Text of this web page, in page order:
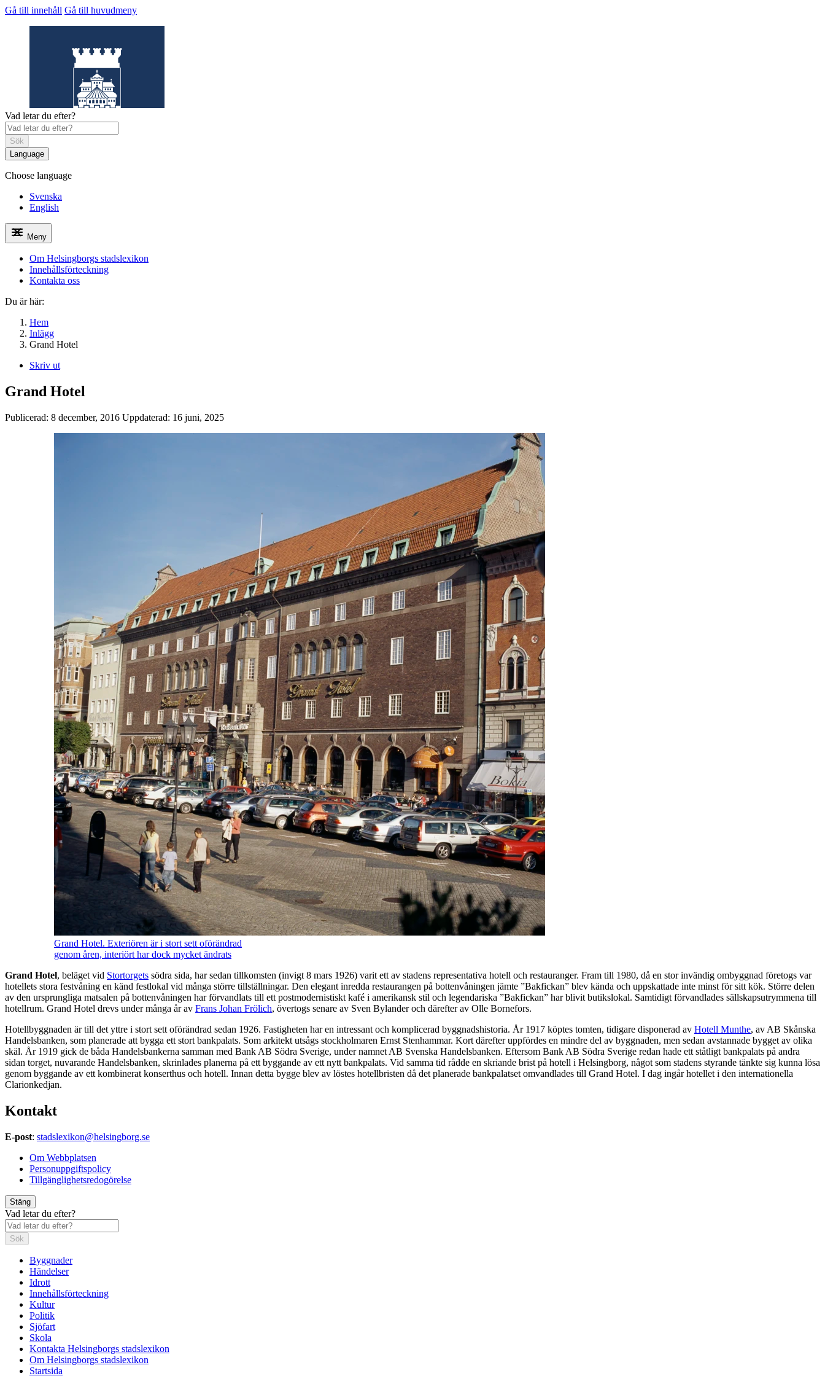
Gå till innehåll Gå till huvudmeny
Helsingborgs stadslexikon
Vad letar du efter?
Sök
Language
Choose language
Svenska
English
Meny
Om Helsingborgs stadslexikon
Innehållsförteckning
Kontakta oss
Du är här:
Hem
Inlägg
Grand Hotel
Skriv ut
Grand Hotel
Publicerad: 8 december, 2016 Uppdaterad: 16 juni, 2025
Grand Hotel. Exteriören är i stort sett oförändrad
genom åren, interiört har dock mycket ändrats
Grand Hotel, beläget vid Stortorgets södra sida, har sedan tillkomsten (invigt 8 mars 1926) varit ett av stadens representativa hotell och restauranger. Fram till 1980, då en stor invändig ombyggnad företogs var
hotellets stora festvåning en känd festlokal vid många större tillställningar. Den elegant inredda restaurangen på bottenvåningen jämte ”Bakfickan” blev kända och uppskattade inte minst för sitt kök. Större delen
av den ursprungliga matsalen på bottenvåningen har förvandlats till ett postmodernistiskt kafé i amerikansk stil och legendariska ”Bakfickan” har blivit butikslokal. Samtidigt förvandlades sällskapsutrymmena till
hotellrum. Grand Hotel drevs under många år av Frans Johan Frölich, övertogs senare av Sven Bylander och därefter av Olle Bornefors.
Hotellbyggnaden är till det yttre i stort sett oförändrad sedan 1926. Fastigheten har en intressant och komplicerad byggnadshistoria. År 1917 köptes tomten, tidigare disponerad av Hotell Munthe, av AB Skånska
Handelsbanken, som planerade att bygga ett stort bankpalats. Som arkitekt utsågs stockholmaren Ernst Stenhammar. Kort därefter uppfördes en mindre del av byggnaden, men sedan avstannade bygget av olika
skäl. År 1919 gick de båda Handelsbankerna samman med Bank AB Södra Sverige, under namnet AB Svenska Handelsbanken. Eftersom Bank AB Södra Sverige redan hade ett ståtligt bankpalats på andra
sidan torget, nuvarande Handelsbanken, skrinlades planerna på ett byggande av ett nytt bankpalats. Vid samma tid rådde en skriande brist på hotell i Helsingborg, något som stadens styrande tänkte sig kunna lösa
genom byggande av ett kombinerat konserthus och hotell. Innan detta bygge blev av löstes hotellbristen då det planerade bankpalatset omvandlades till Grand Hotel. I dag ingår hotellet i den internationella
Clarionkedjan.
Kontakt
E-post: stadslexikon@helsingborg.se
Om Webbplatsen
Personuppgiftspolicy
Tillgänglighetsredogörelse
Stäng
Vad letar du efter?
Sök
Byggnader
Händelser
Idrott
Innehållsförteckning
Kultur
Politik
Sjöfart
Skola
Kontakta Helsingborgs stadslexikon
Om Helsingborgs stadslexikon
Startsida